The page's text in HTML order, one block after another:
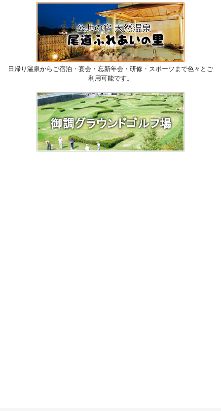
日帰り温泉からご宿泊・宴会・忘新年会・研修・スポーツまで色々とご
利用可能です。